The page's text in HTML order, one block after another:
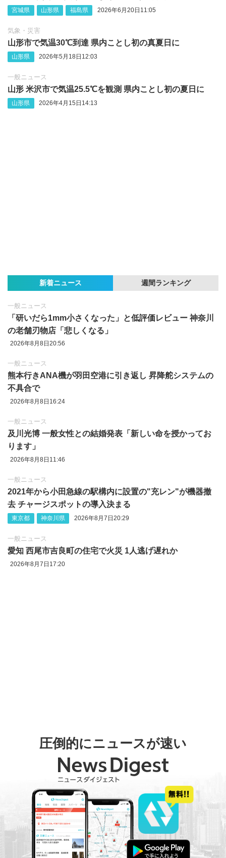
宮城県 山形県 福島県 2026年6月20日11:05
気象・災害
山形市で気温30℃到達 県内ことし初の真夏日に
山形県 2026年5月18日12:03
一般ニュース
山形 米沢市で気温25.5℃を観測 県内ことし初の夏日に
山形県 2026年4月15日14:13
新着ニュース 週間ランキング
一般ニュース
「研いだら1mm小さくなった」と低評価レビュー 神奈川
の老舗刃物店「悲しくなる」
2026年8月8日20:56
一般ニュース
熊本行きANA機が羽田空港に引き返し 昇降舵システムの
不具合で
2026年8月8日16:24
一般ニュース
及川光博 一般女性との結婚発表「新しい命を授かってお
ります」
2026年8月8日11:46
一般ニュース
2021年から小田急線の駅構内に設置の"充レン"が機器撤
去 チャージスポットの導入決まる
東京都 神奈川県 2026年8月7日20:29
一般ニュース
愛知 西尾市吉良町の住宅で火災 1人逃げ遅れか
2026年8月7日17:20
圧倒的にニュースが速い